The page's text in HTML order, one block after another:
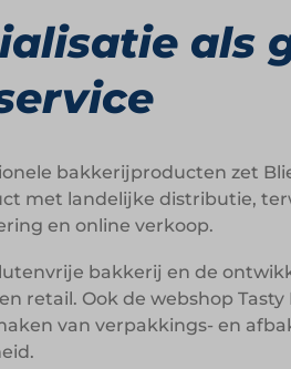
als
bakkerijproducten zet
met landelijke distributie,
en online verkoop.
bakkerij en de
retail. Ook de webshop
van verpakkings- en